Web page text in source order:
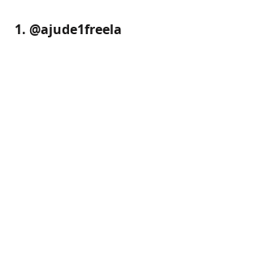
1. @ajude1freela